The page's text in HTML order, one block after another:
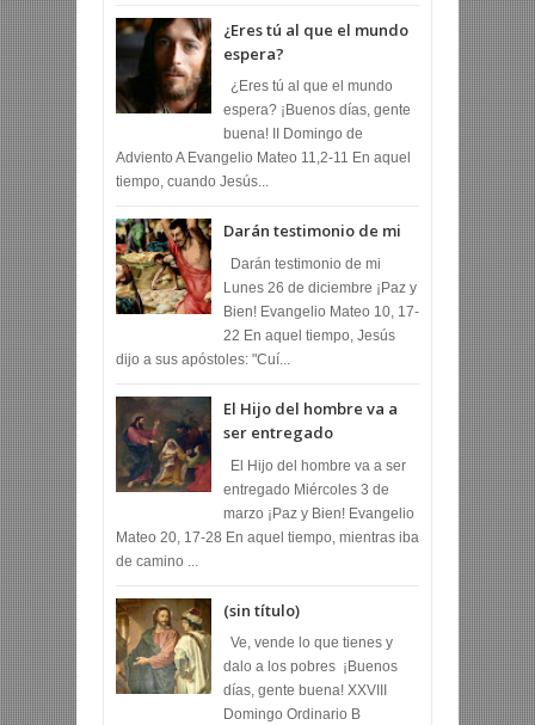
¿Eres tú al que el mundo
espera?
¿Eres tú al que el mundo
espera? ¡Buenos días, gente
buena! II Domingo de
Adviento A Evangelio Mateo 11,2-11 En aquel
tiempo, cuando Jesús...
Darán testimonio de mi
Darán testimonio de mi
Lunes 26 de diciembre ¡Paz y
Bien! Evangelio Mateo 10, 17-
22 En aquel tiempo, Jesús
dijo a sus apóstoles: "Cuí...
El Hijo del hombre va a
ser entregado
El Hijo del hombre va a ser
entregado Miércoles 3 de
marzo ¡Paz y Bien! Evangelio
Mateo 20, 17-28 En aquel tiempo, mientras iba
de camino ...
(sin título)
Ve, vende lo que tienes y
dalo a los pobres ¡Buenos
días, gente buena! XXVIII
Domingo Ordinario B